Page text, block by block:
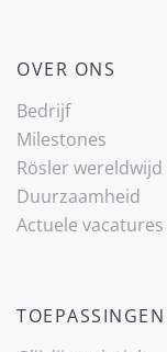
OVER ONS
Bedrijf
Milestones
Rösler wereldwijd
Duurzaamheid
Actuele vacatures
TOEPASSINGEN